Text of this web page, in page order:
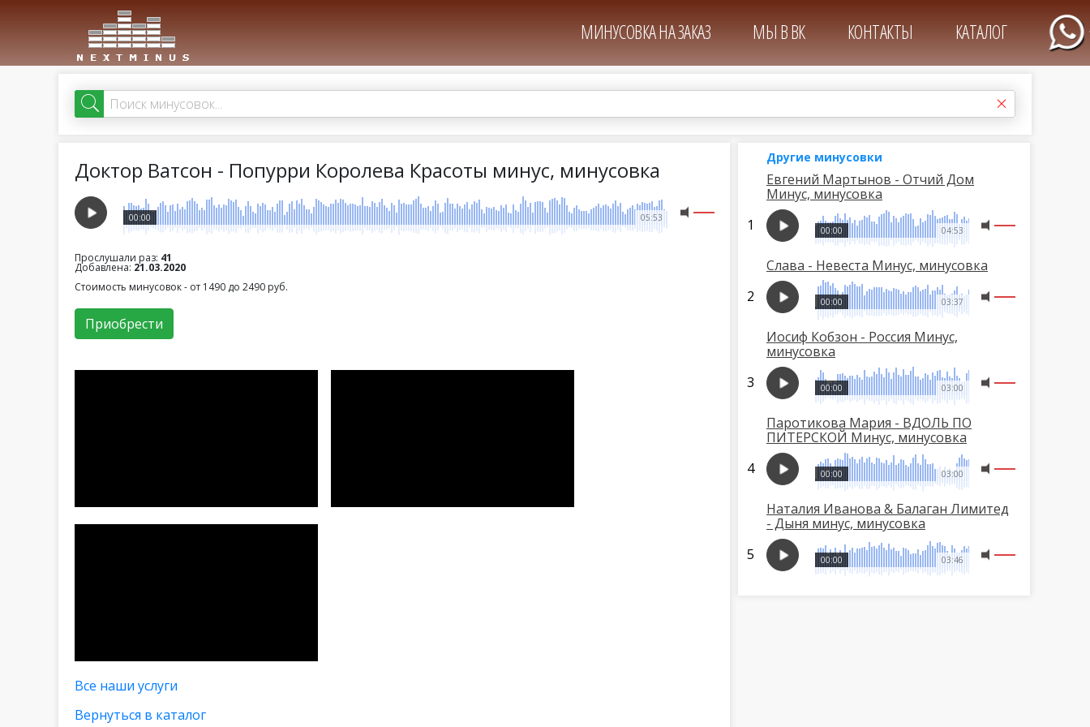
МИНУСОВКА НА ЗАКАЗ МЫ В ВК КОНТАКТЫ КАТАЛОГ
Доктор Ватсон - Попурри Королева Красоты минус, минусовка
05:53
00:00
Прослушали раз: 41
Добавлена: 21.03.2020
Стоимость минусовок - от 1490 до 2490 руб.
Приобрести
Все наши услуги
Вернуться в каталог
Другие минусовки
Евгений Мартынов - Отчий Дом
Минус, минусовка
04:53
00:00
Слава - Невеста Минус, минусовка
03:37
00:00
Иосиф Кобзон - Россия Минус,
минусовка
03:00
00:00
Паротикова Мария - ВДОЛЬ ПО
ПИТЕРСКОЙ Минус, минусовка
03:00
00:00
Наталия Иванова & Балаган Лимитед
- Дыня минус, минусовка
03:46
00:00